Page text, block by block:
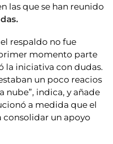
las que se han reunido
respaldo no fue
momento parte
la iniciativa con dudas.
un poco reacios
nube”, indica, y añade
a medida que el
consolidar un apoyo